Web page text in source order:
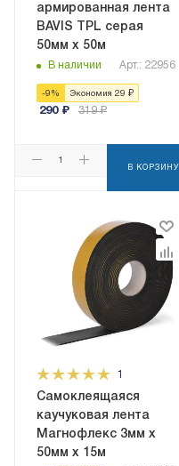
армированная лента
BAVIS TPL серая
50мм x 50м
В наличии Арт.: 22956
-9 % Экономия 29 ₽
290₽ 319₽
В КОРЗИНУ
1
Самоклеящаяся
каучуковая лента
Магнофлекс 3мм х
50мм х 15м